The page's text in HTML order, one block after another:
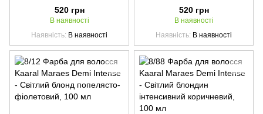
520 грн
В наявності
Наявність В наявності
520 грн
В наявності
Наявність В наявності